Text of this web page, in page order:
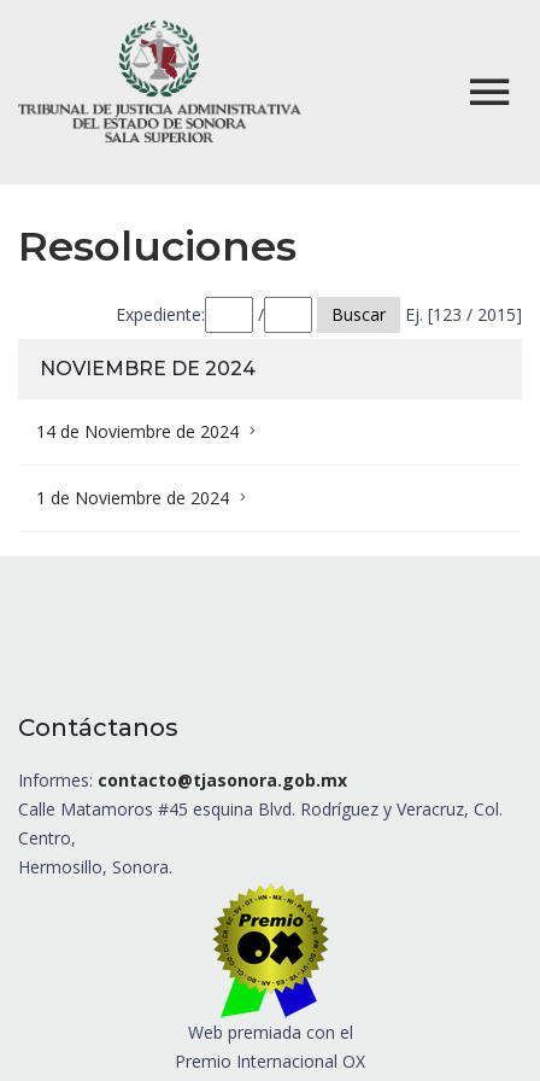
Resoluciones
Expediente: / Buscar Ej. [123 / 2015]
NOVIEMBRE DE 2024
14 de Noviembre de 2024
1 de Noviembre de 2024
Contáctanos
Informes: contacto@tjasonora.gob.mx
Calle Matamoros #45 esquina Blvd. Rodríguez y Veracruz, Col.
Centro,
Hermosillo, Sonora.
Web premiada con el
Premio Internacional OX